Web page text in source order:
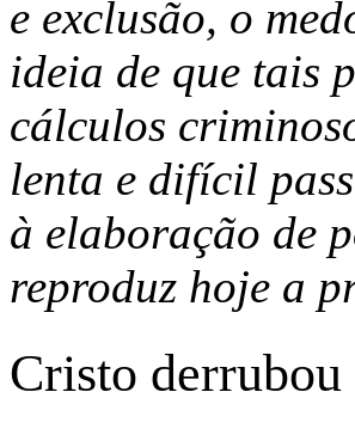
e exclusão, o
ideia de que tais
cálculos
lenta e difícil
à elaboração de
reproduz hoje a
Cristo